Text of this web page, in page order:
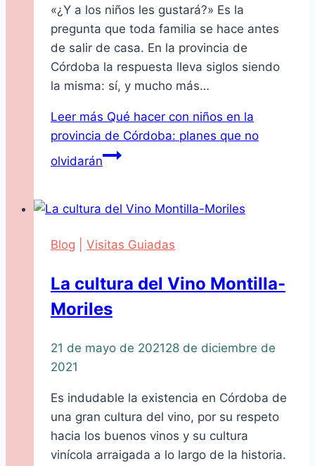
«¿Y a los niños les gustará?» Es la
pregunta que toda familia se hace antes
de salir de casa. En la provincia de
Córdoba la respuesta lleva siglos siendo
la misma: sí, y mucho más…
Leer más Qué hacer con niños en la
provincia de Córdoba: planes que no
olvidarán
Blog Visitas Guiadas
La cultura del Vino Montilla-
Moriles
21 de mayo de 202128 de diciembre de
2021
Es indudable la existencia en Córdoba de
una gran cultura del vino, por su respeto
hacia los buenos vinos y su cultura
vinícola arraigada a lo largo de la historia.